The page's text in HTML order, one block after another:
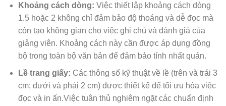
Khoảng cách dòng: Việc thiết lập khoảng cách dòng
1.5 hoặc 2 không chỉ đảm bảo độ thoáng và dễ đọc mà
còn tạo không gian cho việc ghi chú và đánh giá của
giảng viên. Khoảng cách này cần được áp dụng đồng
bộ trong toàn bộ văn bản để đảm bảo tính nhất quán.
Lề trang giấy: Các thông số kỹ thuật về lề (trên và trái 3
cm; dưới và phải 2 cm) được thiết kế để tối ưu hóa việc
đọc và in ấn.Việc tuân thủ nghiêm ngặt các chuẩn định